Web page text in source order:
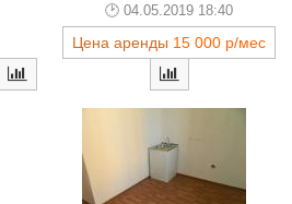
04.05.2019 18:40
Цена аренды 15 000 р/мес